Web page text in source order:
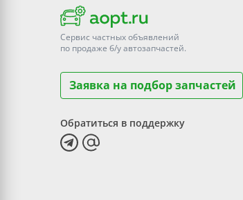
Сервис частных объявлений
по продаже б/уавтозапчастей.
Заявка на подбор запчастей
Обратиться в поддержку